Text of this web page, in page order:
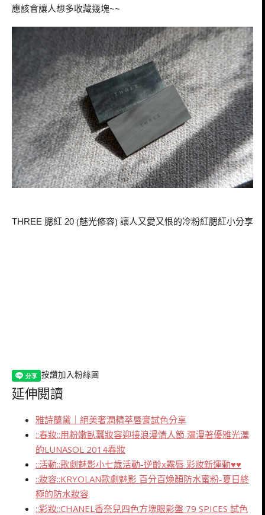
應該會讓人想多收藏幾塊~~
THREE 腮紅 20 (魅光修容) 讓人又愛又恨的冷粉紅腮紅小分享
按讚加入粉絲團
延伸閱讀
雅詩蘭黛｜絕美奢潤精萃唇膏試色分享
::春妝::用粉嫩臥蠶妝容迎接浪漫情人節 瀰漫著優雅光澤
的LUNASOL 2014春妝
::活動::歌劇魅影小七歲活動-逆齡x霧唇 彩妝新運動♥♥
::妝容::KRYOLAN歌劇魅影 百分百煥顏防水蜜粉-夏日終
極的防水妝容
::彩妝::CHANEL香奈兒四色方塊眼影盤 79 SPICES 試色